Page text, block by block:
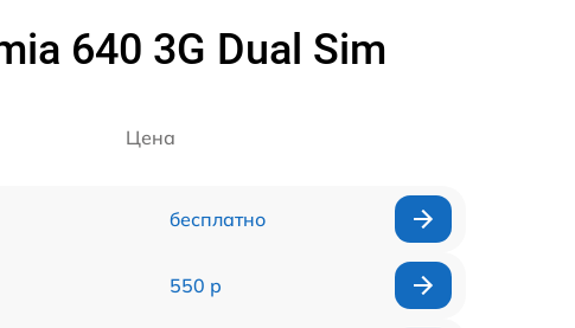
640 3G Dual Sim
Цена
бесплатно
550 р